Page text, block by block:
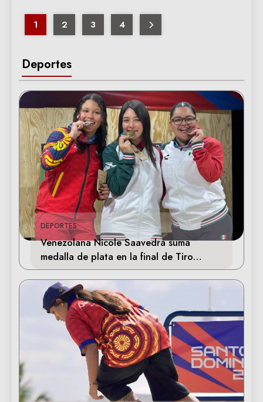
Deportes
DEPORTES
Venezolana Nicole Saavedra suma
medalla de plata en la final de Tiro
Deportivo
1 2 3 4